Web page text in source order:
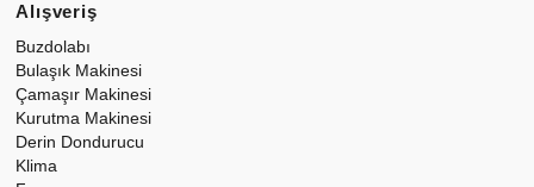
Alışveriş
Buzdolabı
Bulaşık Makinesi
Çamaşır Makinesi
Kurutma Makinesi
Derin Dondurucu
Klima